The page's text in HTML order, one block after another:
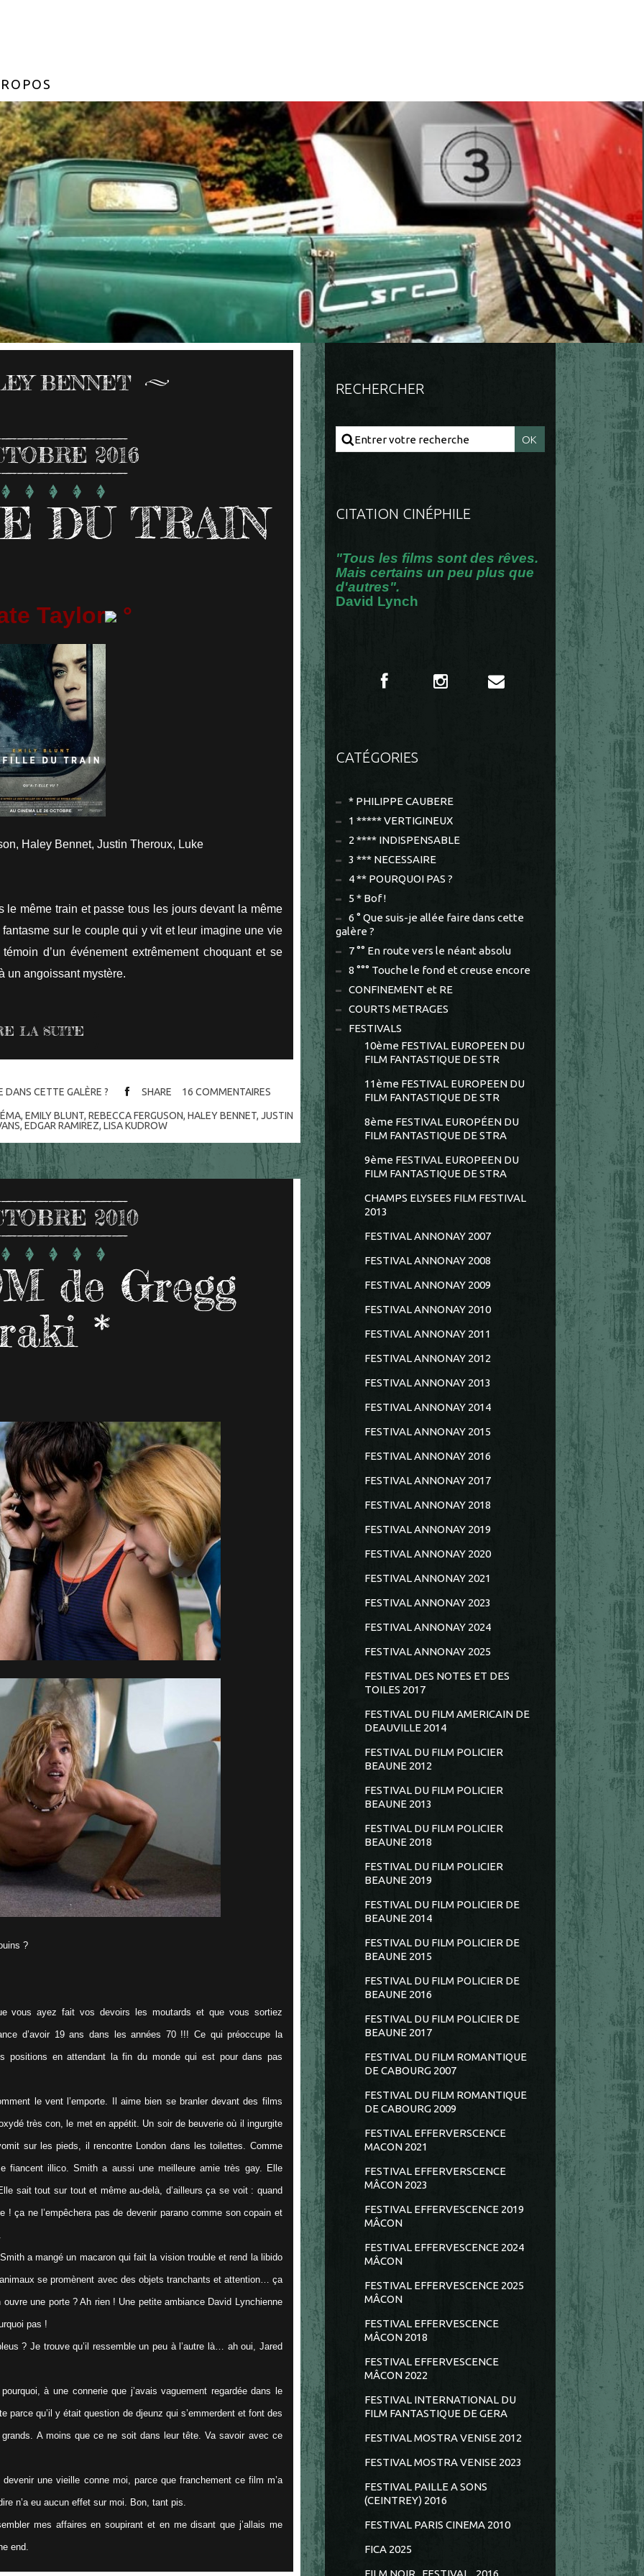
BENNET
2016
DU TRAIN
Taylor °
Haley Bennet, Justin Theroux, Luke
même train et passe tous les jours devant la même
sur le couple qui y vit et leur imagine une vie
d’un événement extrêmement choquant et se
un angoissant mystère.
LA SUITE
DANS CETTE GALÈRE ? SHARE 16 COMMENTAIRES
,EMILY BLUNT,REBECCA FERGUSON,HALEY BENNET,JUSTIN
, EDGAR RAMIREZ, LISA KUDROW
2010
de Gregg
*
?
vous ayez fait vos devoirs les moutards et que vous sortiez
d’avoir 19 ans dans les années 70 !!! Ce qui préoccupe la
positions en attendant la fin du monde qui est pour dans pas
le vent l’emporte. Il aime bien se branler devant des films
très con, le met en appétit. Un soir de beuverie où il ingurgite
sur les pieds, il rencontre London dans les toilettes. Comme
fiancent illico. Smith a aussi une meilleure amie très gay. Elle
sait tout sur tout et même au-delà, d’ailleurs ça se voit : quand
ça ne l’empêchera pas de devenir parano comme son copain et
a mangé un macaron qui fait la vision trouble et rend la libido
se promènent avec des objets tranchants et attention… ça
une porte ? Ah rien ! Une petite ambiance David Lynchienne
pas !
? Je trouve qu’il ressemble un peu à l’autre là… ah oui, Jared
à une connerie que j’avais vaguement regardée dans le
parce qu’il y était question de djeunz qui s’emmerdent et font des
A moins que ce ne soit dans leur tête. Va savoir avec ce
une vieille conne moi, parce que franchement ce film m’a
n’a eu aucun effet sur moi. Bon, tant pis.
mes affaires en soupirant et en me disant que j’allais me
end.
RECHERCHER
CITATION CINÉPHILE
"Tous les films sont des rêves.
Mais certains un peu plus que
d'autres".
David Lynch
CATÉGORIES
* PHILIPPE CAUBERE
1 ***** VERTIGINEUX
2 **** INDISPENSABLE
3 *** NECESSAIRE
4 ** POURQUOI PAS ?
5 * Bof !
6 ° Que suis-je allée faire dans cette
galère ?
7 °° En route vers le néant absolu
8 °°° Touche le fond et creuse encore
CONFINEMENT et RE
COURTS METRAGES
FESTIVALS
10ème FESTIVAL EUROPEEN DU
FILM FANTASTIQUE DE STR
11ème FESTIVAL EUROPEEN DU
FILM FANTASTIQUE DE STR
8ème FESTIVAL EUROPÉEN DU
FILM FANTASTIQUE DE STRA
9ème FESTIVAL EUROPEEN DU
FILM FANTASTIQUE DE STRA
CHAMPS ELYSEES FILM FESTIVAL
2013
FESTIVAL ANNONAY 2007
FESTIVAL ANNONAY 2008
FESTIVAL ANNONAY 2009
FESTIVAL ANNONAY 2010
FESTIVAL ANNONAY 2011
FESTIVAL ANNONAY 2012
FESTIVAL ANNONAY 2013
FESTIVAL ANNONAY 2014
FESTIVAL ANNONAY 2015
FESTIVAL ANNONAY 2016
FESTIVAL ANNONAY 2017
FESTIVAL ANNONAY 2018
FESTIVAL ANNONAY 2019
FESTIVAL ANNONAY 2020
FESTIVAL ANNONAY 2021
FESTIVAL ANNONAY 2023
FESTIVAL ANNONAY 2024
FESTIVAL ANNONAY 2025
FESTIVAL DES NOTES ET DES
TOILES 2017
FESTIVAL DU FILM AMERICAIN DE
DEAUVILLE 2014
FESTIVAL DU FILM POLICIER
BEAUNE 2012
FESTIVAL DU FILM POLICIER
BEAUNE 2013
FESTIVAL DU FILM POLICIER
BEAUNE 2018
FESTIVAL DU FILM POLICIER
BEAUNE 2019
FESTIVAL DU FILM POLICIER DE
BEAUNE 2014
FESTIVAL DU FILM POLICIER DE
BEAUNE 2015
FESTIVAL DU FILM POLICIER DE
BEAUNE 2016
FESTIVAL DU FILM POLICIER DE
BEAUNE 2017
FESTIVAL DU FILM ROMANTIQUE
DE CABOURG 2007
FESTIVAL DU FILM ROMANTIQUE
DE CABOURG 2009
FESTIVAL EFFERVERSCENCE
MACON 2021
FESTIVAL EFFERVERSCENCE
MÂCON 2023
FESTIVAL EFFERVESCENCE 2019
MÂCON
FESTIVAL EFFERVESCENCE 2024
MÂCON
FESTIVAL EFFERVESCENCE 2025
MÂCON
FESTIVAL EFFERVESCENCE
MÂCON 2018
FESTIVAL EFFERVESCENCE
MÂCON 2022
FESTIVAL INTERNATIONAL DU
FILM FANTASTIQUE DE GERA
FESTIVAL MOSTRA VENISE 2012
FESTIVAL MOSTRA VENISE 2023
FESTIVAL PAILLE A SONS
(CEINTREY) 2016
FESTIVAL PARIS CINEMA 2010
FICA 2025